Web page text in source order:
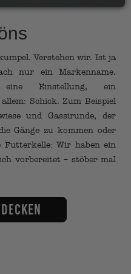
Verstehen wir. Ist ja
nur ein Markenname.
Einstellung, ein
Schick. Zum Beispiel
und Gassirunde, der
Gänge zu kommen oder
Wir haben ein
vorbereitet – stöber mal